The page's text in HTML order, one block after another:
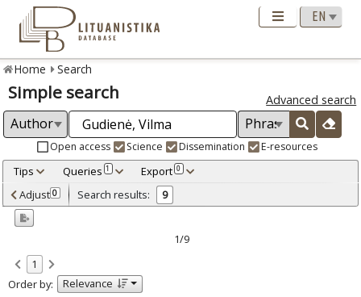
Home Search
Simple search Advanced search
Open access Science Dissemination E-resources
Tips Queries 1 Export 0
Adjusted by criteria 0
Year
Refine
Open access
Scientific publications 9
Adjust 0 Search results: 9
1/9
1
Order by:
Relevance